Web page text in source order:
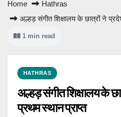
Home
Hathras
अल्हड़ संगीत शिक्षालय के छात्रों ने
1 min read
HATHRAS
अल्हड़ संगीत शिक्षालय के
प्रथम स्थान प्राप्त